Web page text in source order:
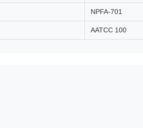
NPFA-701
AATCC 100